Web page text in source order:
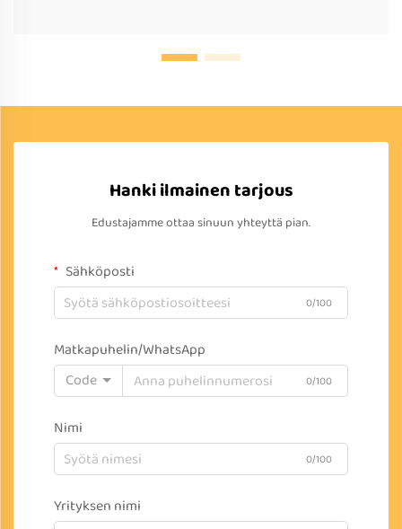
Hanki ilmainen tarjous
Edustajamme ottaa sinuun yhteyttä pian.
Sähköposti
0/100
Matkapuhelin/WhatsApp
Code
0/100
Nimi
0/100
Yrityksen nimi